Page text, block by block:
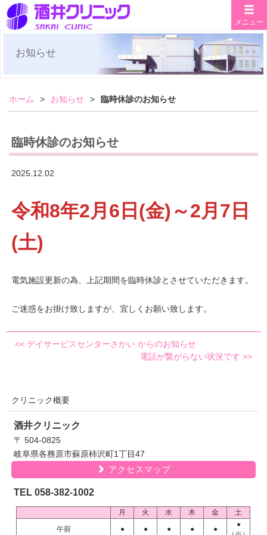
メニュー
お知らせ
ホーム お知らせ 臨時休診のお知らせ
臨時休診のお知らせ
2025.12.02
令和8年2月6日(金)～2月7日
(土)
電気施設更新の為、上記期間を臨時休診とさせていただきます。
ご迷惑をお掛け致しますが、宜しくお願い致します。
<< デイサービスセンターさかい からのお知らせ
電話が繋がらない状況です >>
クリニック概要
酒井クリニック
〒 504-0825
岐阜県各務原市蘇原柿沢町1丁目47
アクセスマップ
TEL 058-382-1002
月 火 水 木 金
土
午前
● ● ● ● ●
●